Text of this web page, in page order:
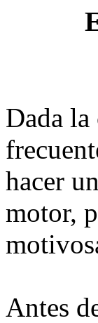
Dada la
hacer
motor,
Antes